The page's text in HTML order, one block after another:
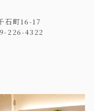
石町16-17
226-4322